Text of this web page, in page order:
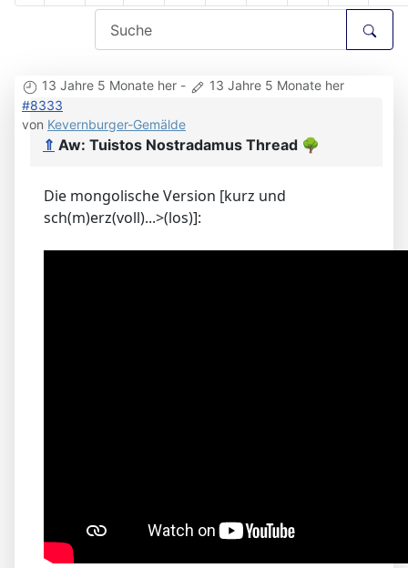
13 Jahre 5 Monate her -
13 Jahre 5 Monate her
#8333
von Kevernburger-Gemälde
⇑ Aw: Tuistos Nostradamus Thread 🌳
Die mongolische Version [kurz und
sch(m)erz(voll)...>(los)]: